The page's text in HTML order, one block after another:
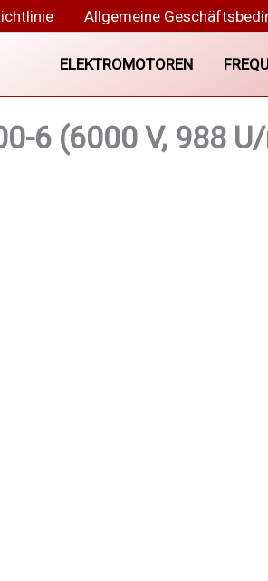
Allgemeine
ELEKTROMOTOREN
6 (6000 V, 988